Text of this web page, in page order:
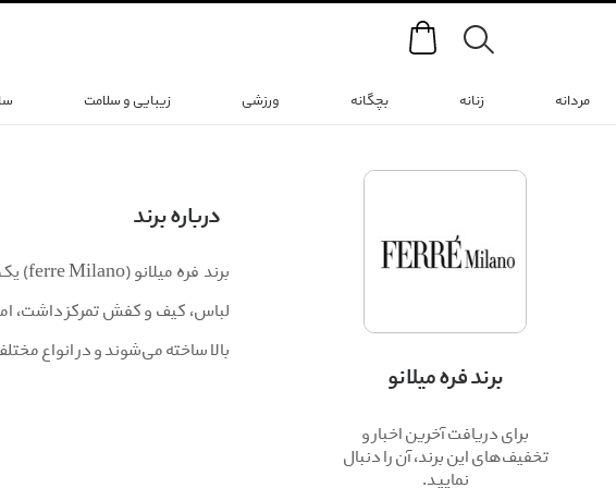
Search
مردانه زنانه بچگانه ورزشی زیبایی و سلامت
برند فره میلانو
برای دریافت آخرین اخبار و
تخفیف‌های این برند، آن را دنبال
نمایید.
درباره برند
بالا ساخته می‌شوند و در انواع